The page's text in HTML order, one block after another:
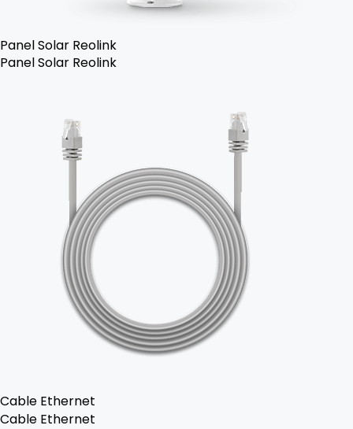
Panel Solar Reolink
Panel Solar Reolink
Cable Ethernet
Cable Ethernet